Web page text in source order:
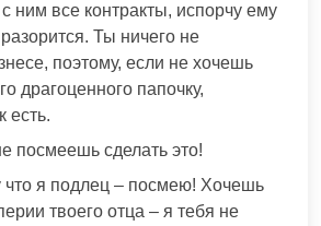
ним все контракты, испорчу ему
Ты ничего не
поэтому, если не хочешь
драгоценного папочку,
есть.
посмеешь сделать это!
что я подлец – посмею! Хочешь
твоего отца – я тебя не